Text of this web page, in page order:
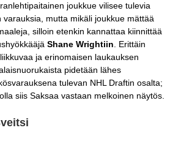
joukkue vilisee tulevia
varauksia, mutta mikäli joukkue mättää
silloin etenkin kannattaa kiinnittää
Shane Wrightiin. Erittäin
ja erinomaisen laukauksen
pidetään lähes
tulevan NHL Draftin osalta;
siis Saksaa vastaan melkoinen näytös.